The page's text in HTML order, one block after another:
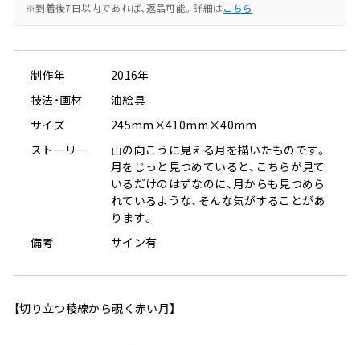
※到着後7日以内であれば、返品可能。詳細はこちら
制作年
2016年
技法・画材
油絵具
サイズ
245mm×410mm×40mm
ストーリー
山の向こうに見える月を描いたものです。
月をじっと見つめていると、こちらが見て
いるだけのはずなのに、月からも見つめら
れているような、そんな気がすることがあ
ります。
備考
サイン有
【切り立つ稜線から覗く赤い月】